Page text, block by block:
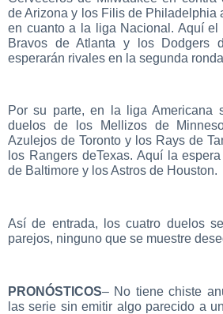
de Arizona y los Filis de Philadelphia
en cuanto a la liga Nacional. Aquí el
Bravos de Atlanta y los Dodgers
esperarán rivales en la segunda
Por su parte, en la liga Americana
duelos de los Mellizos de
Azulejos de Toronto y los Rays de
los Rangers deTexas. Aquí la
de Baltimore y los Astros de Houston.
Así de entrada, los cuatro duelos
parejos, ninguno que se muestre
PRONÓSTICOS– No tiene chiste
las serie sin emitir algo parecido a